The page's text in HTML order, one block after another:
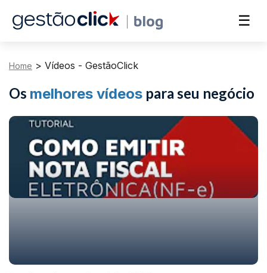
☰
Home > Vídeos - GestãoClick
Os melhores vídeos para seu negócio